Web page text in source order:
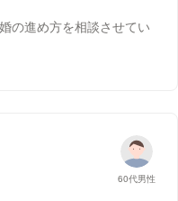
の進め方を相談させてい
60代男性